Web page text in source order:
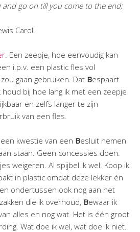
and go on till you come to the end;
Caroll
. Een zeepje, hoe eenvoudig kan
i.p.v. een plastic fles vol
gaan gebruiken. Dat Bespaart
bij hoe lang ik met een zeepje
en zelfs langer te zijn
van een fles.
kwestie van een Besluit nemen
staan. Geen concessies doen.
weigeren. Al spijbel ik wel. Koop ik
in plastic omdat deze lekker én
ondertussen ook nog aan het
die ik overhoud, Bewaar ik
alles en nog wat. Het is één groot
Wat doe ik wel, wat doe ik niet.